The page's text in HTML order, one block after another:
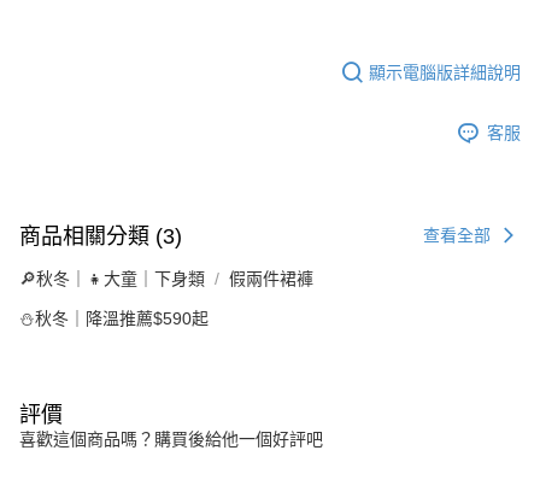
顯示電腦版詳細說明
客服
商品相關分類 (3) 查看全部
🔎秋冬｜👧大童｜下身類 假兩件裙褲
⛄秋冬｜降溫推薦$590起
評價
喜歡這個商品嗎？購買後給他一個好評吧